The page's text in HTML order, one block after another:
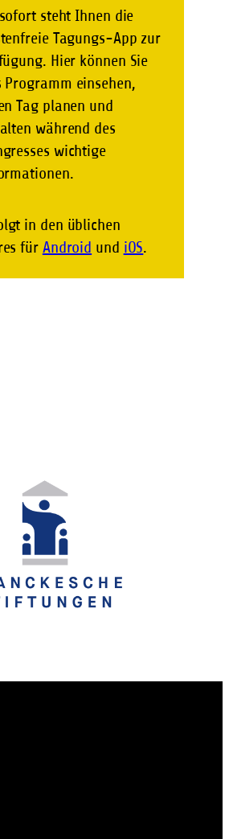
steht Ihnen die
Tagungs-App zur
Hier können Sie
Programm einsehen,
Tag planen und
während des
wichtige
in den üblichen
für Android und iOS.